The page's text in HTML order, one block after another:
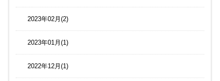
2023年02月(2)
2023年01月(1)
2022年12月(1)